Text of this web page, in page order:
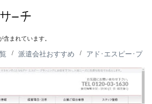
まれています。
派遣会社おすすめ アド･エスピー･プ